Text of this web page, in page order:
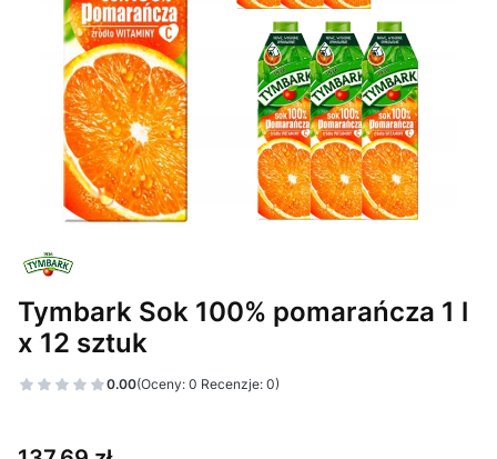
Tymbark Sok 100% pomarańcza 1 l
x 12 sztuk
0.00(Oceny: 0 Recenzje: 0)